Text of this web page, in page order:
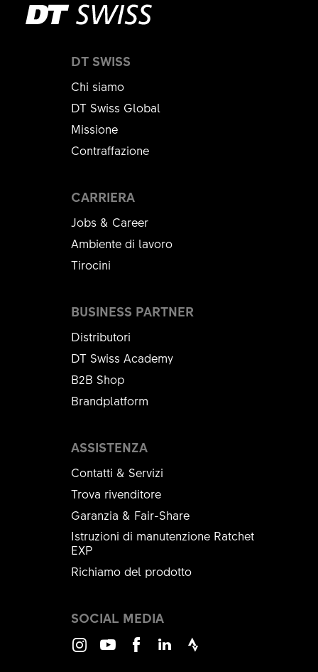
DT SWISS
Chi siamo
DT Swiss Global
Missione
Contraffazione
CARRIERA
Jobs & Career
Ambiente di lavoro
Tirocini
ASSISTENZA
Contatti & Servizi
Trova rivenditore
Garanzia & Fair-Share
Istruzioni di manutenzione Ratchet
EXP
Richiamo del prodotto
BUSINESS PARTNER
Distributori
DT Swiss Academy
B2B Shop
Brandplatform
SOCIAL MEDIA